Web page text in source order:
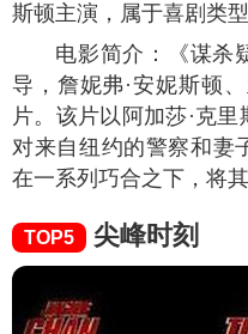
斯顿主演，属于喜剧类型
电影简介：《谋杀
导，詹妮弗·安妮斯顿
片。该片以阿加莎·克
对来自纽约的警察和妻
在一系列巧合之下，将
TOP5 尖峰时刻